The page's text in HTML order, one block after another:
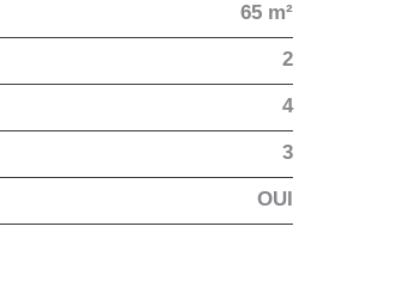
65 m²
2
4
3
OUI